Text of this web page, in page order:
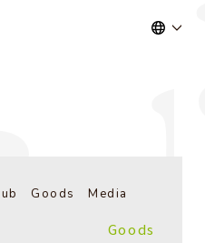
Goods Media
Goods